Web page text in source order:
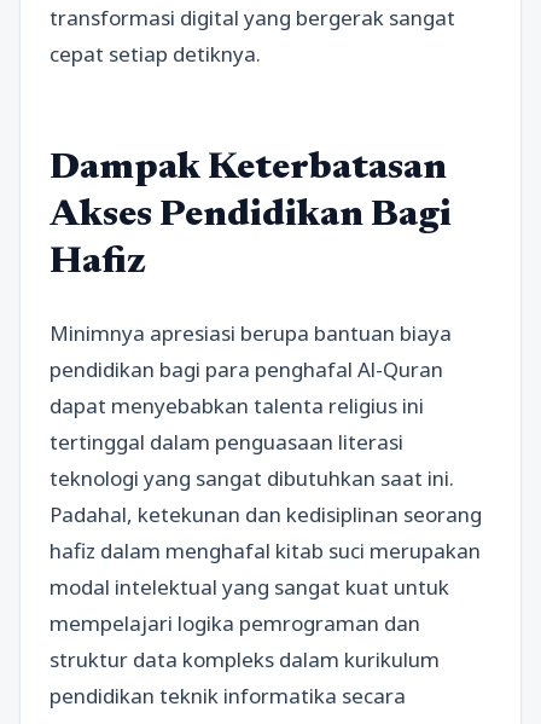
transformasi digital yang bergerak sangat
cepat setiap detiknya.
Dampak Keterbatasan
Akses Pendidikan Bagi
Hafiz
Minimnya apresiasi berupa bantuan biaya
pendidikan bagi para penghafal Al-Quran
dapat menyebabkan talenta religius ini
tertinggal dalam penguasaan literasi
teknologi yang sangat dibutuhkan saat ini.
Padahal, ketekunan dan kedisiplinan seorang
hafiz dalam menghafal kitab suci merupakan
modal intelektual yang sangat kuat untuk
mempelajari logika pemrograman dan
struktur data kompleks dalam kurikulum
pendidikan teknik informatika secara